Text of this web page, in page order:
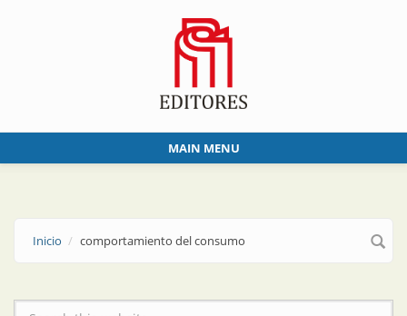
MAIN MENU
Inicio comportamiento del consumo